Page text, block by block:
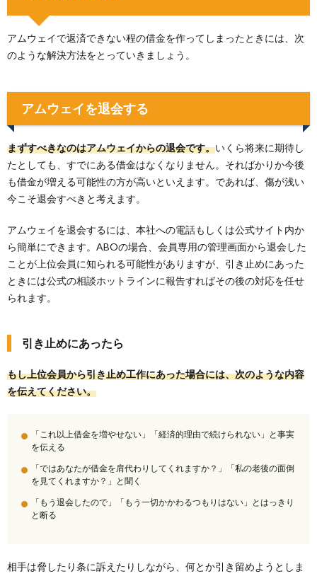
アムウェイで返済できない程の借金を作ってしまったときには、次
のような解決方法をとっていきましょう。
アムウェイを退会する
まずすべきなのはアムウェイからの退会です。いくら将来に期待し
たとしても、すでにある借金はなくなりません。そればかりか今後
も借金が増える可能性の方が高いといえます。であれば、傷が浅い
今こそ退会すべきと考えます。
アムウェイを退会するには、本社への電話もしくは公式サイト内か
ら簡単にできます。ABOの場合、会員専用の管理画面から退会した
ことが上位会員に知られる可能性がありますが、引き止めにあった
ときには公式の相談ホットラインに報告すればその後の対応を任せ
られます。
引き止めにあったら
もし上位会員から引き止め工作にあった場合には、次のような内容
を伝えてください。
「これ以上借金を増やせない」「経済的理由で続けられない」と事実
を伝える
「ではあなたが借金を肩代わりしてくれますか？」「私の老後の面倒
を見てくれますか？」と聞く
「もう退会したので」「もう一切かかわるつもりはない」とはっきり
と断る
相手は脅したり条に訴えたりしながら、何とか引き留めようとしま